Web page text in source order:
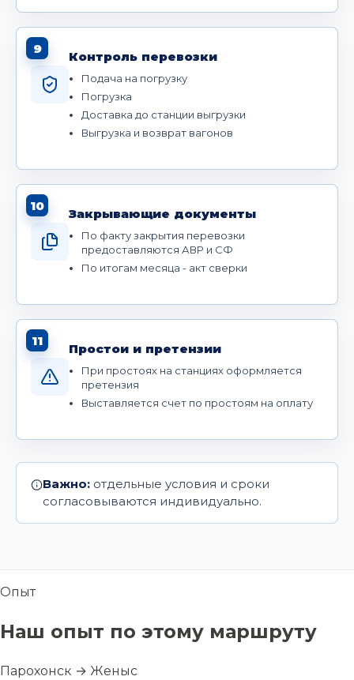
9
Контроль перевозки
Подача на погрузку
Погрузка
Доставка до станции выгрузки
Выгрузка и возврат вагонов
10
Закрывающие документы
По факту закрытия перевозки
предоставляются АВР и СФ
По итогам месяца - акт сверки
11
Простои и претензии
При простоях на станциях оформляется
претензия
Выставляется счет по простоям на оплату
Важно: отдельные условия и сроки
согласовываются индивидуально.
Опыт
Наш опыт по этому маршруту
Парохонск → Женыс